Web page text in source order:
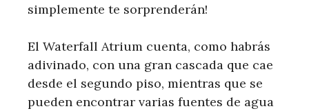
simplemente te sorprenderán!
El Waterfall Atrium cuenta, como habrás
adivinado, con una gran cascada que cae
desde el segundo piso, mientras que se
pueden encontrar varias fuentes de agua